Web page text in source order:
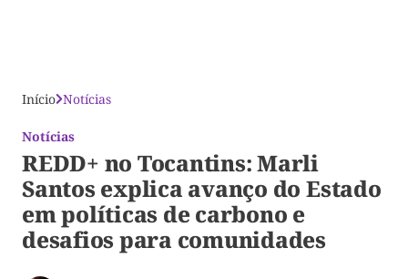
Início Notícias
Notícias
REDD+ no Tocantins: Marli
Santos explica avanço do Estado
em políticas de carbono e
desafios para comunidades